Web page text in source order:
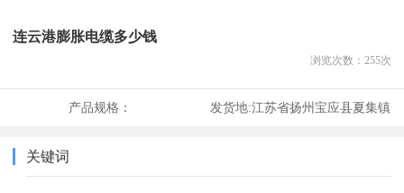
连云港膨胀电缆多少钱
浏览次数： 255次
产品规格： 发货地:江苏省扬州宝应县夏集镇
关键词